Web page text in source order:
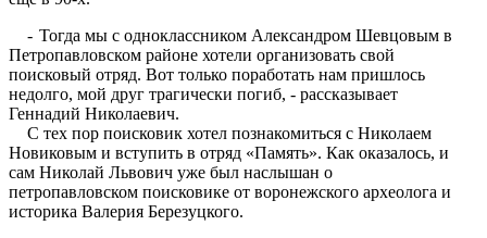
- Тогда мы с одноклассником Александром Шевцовым в
Петропавловском районе хотели организовать свой
поисковый отряд. Вот только поработать нам пришлось
недолго, мой друг трагически погиб, - рассказывает
Геннадий Николаевич.
С тех пор поисковик хотел познакомиться с Николаем
Новиковым и вступить в отряд «Память». Как оказалось, и
сам Николай Львович уже был наслышан о
петропавловском поисковике от воронежского археолога и
историка Валерия Березуцкого.